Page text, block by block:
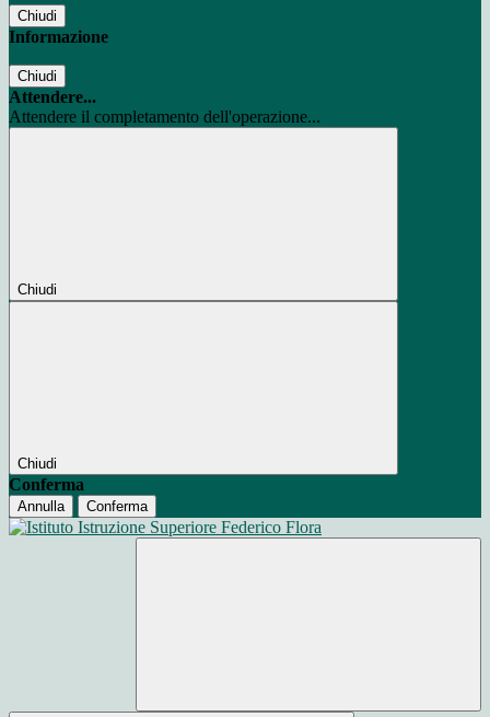
Chiudi
Informazione
Chiudi
Attendere...
Attendere il completamento dell'operazione...
Chiudi
Chiudi
Conferma
Annulla Conferma